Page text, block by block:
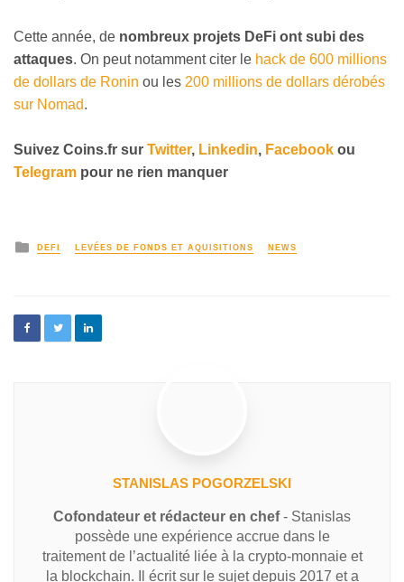
Cette année, de nombreux projets DeFi ont subi des
attaques. On peut notamment citer le hack de 600 millions
de dollars de Ronin ou les 200 millions de dollars dérobés
sur Nomad.
Suivez Coins.fr sur Twitter, Linkedin, Facebook ou
Telegram pour ne rien manquer
DEFI LEVÉES DE FONDS ET AQUISITIONS NEWS
STANISLAS POGORZELSKI
Cofondateur et rédacteur en chef- Stanislas
possède une expérience accrue dans le
traitement de l’actualité liée à la crypto-monnaie et
la blockchain. Il écrit sur le sujet depuis 2017 et a